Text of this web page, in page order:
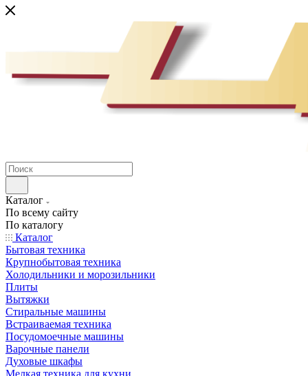
Каталог
По всему сайту
По каталогу
Каталог
Бытовая техника
Крупнобытовая техника
Холодильники и морозильники
Плиты
Вытяжки
Стиральные машины
Встраиваемая техника
Посудомоечные машины
Варочные панели
Духовые шкафы
Мелкая техника для кухни